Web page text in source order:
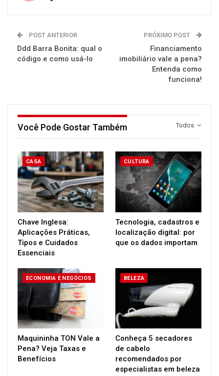
POST ANTERIOR
Ddd Barra Bonita: qual o
código e como usá-lo
PRÓXIMO POST
Financiamento
imobiliário vale a pena?
Entenda como
funciona!
Todos
Você Pode Gostar Também
CASA
Chave Inglesa:
Aplicações Práticas,
Tipos e Cuidados
Essenciais
CULTURA
Tecnologia, cadastros e
localização digital: por
que os dados importam
ECONOMIA E NEGÓCIOS
Maquininha TON Vale a
Pena? Veja Taxas e
Benefícios
BELEZA
Conheça 5 secadores
de cabelo
recomendados por
especialistas em beleza